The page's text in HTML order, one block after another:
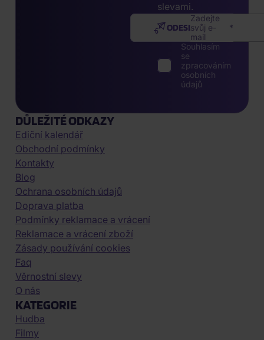
slevami.
Zadejte
svůj e-
mail
ODESLAT
Souhlasím
se
zpracováním
osobních
údajů
DŮLEŽITÉ ODKAZY
Ediční kalendář
Obchodní podmínky
Kontakty
Blog
Ochrana osobních údajů
Doprava platba
Podmínky reklamace a vrácení
Reklamace a vrácení zboží
Zásady používání cookies
Faq
Věrnostní slevy
O nás
KATEGORIE
Hudba
Filmy